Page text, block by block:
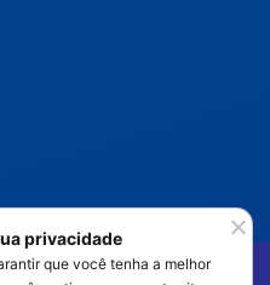
os Direitos Reservados
privacidade
que você tenha a melhor